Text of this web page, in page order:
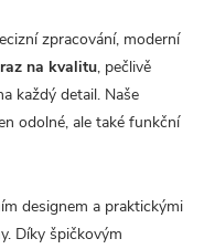
zpracování, moderní
na kvalitu, pečlivě
každý detail. Naše
odolné, ale také funkční
designem a praktickými
Díky špičkovým